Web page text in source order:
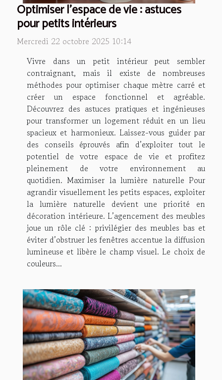
Optimiser l'espace de vie : astuces
pour petits intérieurs
Mercredi 22 octobre 2025 10:14
Vivre dans un petit intérieur peut sembler
contraignant, mais il existe de nombreuses
méthodes pour optimiser chaque mètre carré et
créer un espace fonctionnel et agréable.
Découvrez des astuces pratiques et ingénieuses
pour transformer un logement réduit en un lieu
spacieux et harmonieux. Laissez-vous guider par
des conseils éprouvés afin d’exploiter tout le
potentiel de votre espace de vie et profitez
pleinement de votre environnement au
quotidien. Maximiser la lumière naturelle Pour
agrandir visuellement les petits espaces, exploiter
la lumière naturelle devient une priorité en
décoration intérieure. L’agencement des meubles
joue un rôle clé : privilégier des meubles bas et
éviter d’obstruer les fenêtres accentue la diffusion
lumineuse et libère le champ visuel. Le choix de
couleurs...